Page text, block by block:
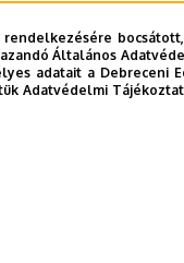
Általános
adatait a
Adatvédelmi